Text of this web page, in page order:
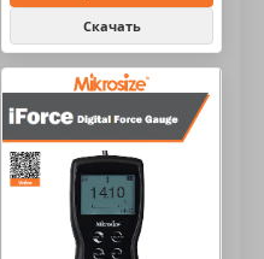
Скачать